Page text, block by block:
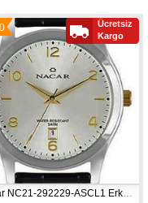
Ücretsiz
Kargo